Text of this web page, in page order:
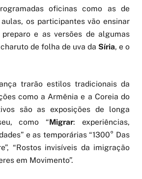
oficinas como as de
os participantes vão ensinar
e as versões de algumas
de folha de uva da Síria, e o
trarão estilos tradicionais da
como a Armênia e a Coreia do
são as exposições de longa
como “Migrar: experiências,
e as temporárias “1300° Das
“Rostos invisíveis da imigração
em Movimento”.